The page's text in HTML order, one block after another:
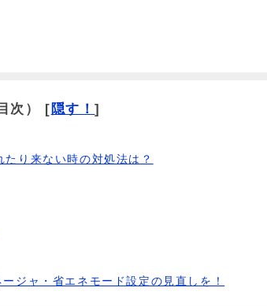
次） [ 隠す！]
り来ない時の対処法は？
ジャ・省エネモード設定の見直しを！